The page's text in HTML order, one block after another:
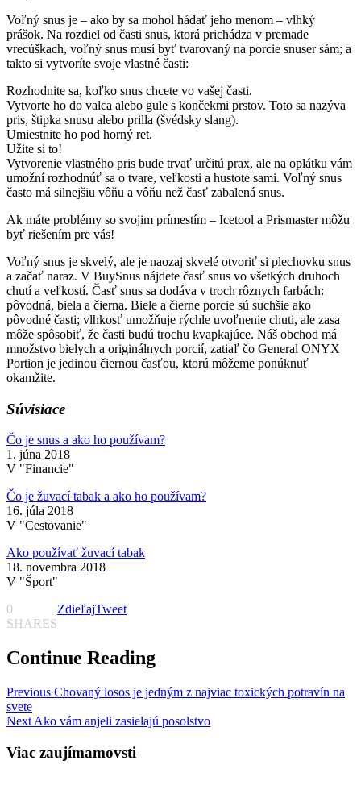
Voľný snus je – ako by sa mohol hádať jeho menom – vlhký
prášok. Na rozdiel od časti snus, ktorá prichádza v premade
vrecúškach, voľný snus musí byť tvarovaný na porcie snuser sám; a
takto si vytvoríte svoje vlastné časti:
Rozhodnite sa, koľko snus chcete vo vašej časti.
Vytvorte ho do valca alebo gule s končekmi prstov. Toto sa nazýva
pris, štipka snusu alebo prilla (švédsky slang).
Umiestnite ho pod horný ret.
Užite si to!
Vytvorenie vlastného pris bude trvať určitú prax, ale na oplátku vám
umožní rozhodnúť sa o tvare, veľkosti a hustote sami. Voľný snus
často má silnejšiu vôňu a vôňu než časť zabalená snus.
Ak máte problémy so svojim prímestím – Icetool a Prismaster môžu
byť riešením pre vás!
Voľný snus je skvelý, ale je naozaj skvelé otvoriť si plechovku snus
a začať naraz. V BuySnus nájdete časť snus vo všetkých druhoch
chutí a veľkostí. Časť snus sa dodáva v troch rôznych farbách:
pôvodná, biela a čierna. Biele a čierne porcie sú suchšie ako
pôvodné časti; vlhkosť umožňuje rýchle uvoľnenie chuti, ale zasa
môže spôsobiť, že časti budú trochu kvapkajúce. Náš obchod má
množstvo bielych a originálnych porcií, zatiaľ čo General ONYX
Portion je jedinou čiernou časťou, ktorú môžeme ponúknuť
okamžite.
Súvisiace
Čo je snus a ako ho používam?
1. júna 2018
V "Financie"
Čo je žuvací tabak a ako ho používam?
16. júla 2018
V "Cestovanie"
Ako používať žuvací tabak
18. novembra 2018
V "Šport"
0
SHARES
ZdieľajTweet
Continue Reading
Previous Chovaný losos je jedným z najviac toxických potravín na
svete
Next Ako vám anjeli zasielajú posolstvo
Viac zaujímamovsti